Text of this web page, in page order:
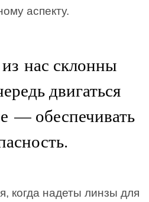
аспекту.
нас склонны
двигаться
— обеспечивать
когда надеты линзы для